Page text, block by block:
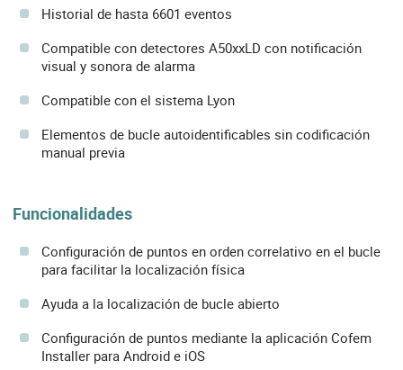
Historial de hasta 6601 eventos
Compatible con detectores A50xxLD con notificación
visual y sonora de alarma
Compatible con el sistema Lyon
Elementos de bucle autoidentificables sin codificación
manual previa
Funcionalidades
Configuración de puntos en orden correlativo en el bucle
para facilitar la localización física
Ayuda a la localización de bucle abierto
Configuración de puntos mediante la aplicación Cofem
Installer para Android e iOS